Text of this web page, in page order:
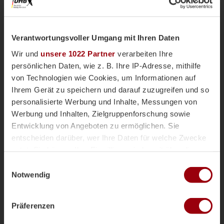
Verantwortungsvoller Umgang mit Ihren Daten
Wir und unsere 1022 Partner verarbeiten Ihre
persönlichen Daten, wie z. B. Ihre IP-Adresse, mithilfe
von Technologien wie Cookies, um Informationen auf
Ihrem Gerät zu speichern und darauf zuzugreifen und so
personalisierte Werbung und Inhalte, Messungen von
Werbung und Inhalten, Zielgruppenforschung sowie
Entwicklung von Angeboten zu ermöglichen. Sie
entscheiden darüber, wer Ihre Daten für welche Zwecke
Trigger Symbol ändern oder widerrufen
Informationen über Ihre geografische Lage erfassen,
Notwendig
Präferenzen
Kommt alle vorbei! Wir feiern unsere
Männliche U21 Magazin vor 2 Jahren
Deutschland ist U21-
Weltmeister!
vor 2 Jahren